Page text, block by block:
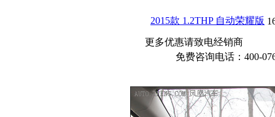
2015款 1.2THP 自动荣耀版
更多优惠请致电经销商
免费咨询电话：400-